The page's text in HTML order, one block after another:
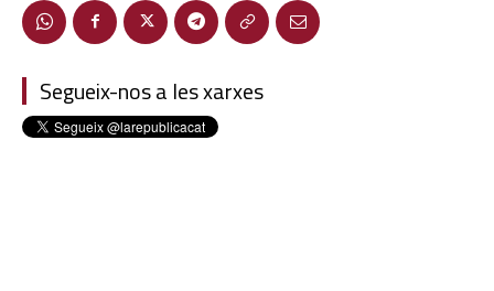
Segueix-nos a les xarxes